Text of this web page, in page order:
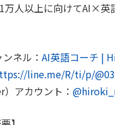
万人以上に向けてAI×英
ネル： AI英語コーチ |
line.me/R/ti/p/
アカウント：